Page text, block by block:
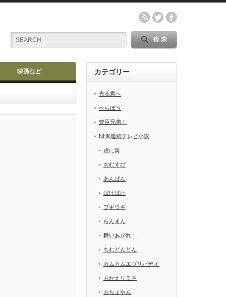
映画など カテゴリー
光る君へ
べらぼう
豊臣兄弟！
NHK連続テレビ小説
虎に翼
おむすび
あんぱん
ばけばけ
ブギウギ
らんまん
舞いあがれ！
ちむどんどん
カムカムエヴリバディ
おかえりモネ
おちょやん